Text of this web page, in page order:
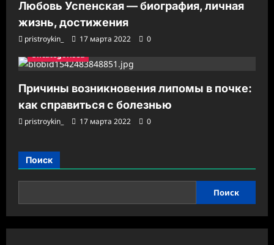
Любовь Успенская — биография, личная
жизнь, достижения
pristroykin_ 17 марта 2022
0
Uncategorised
Причины возникновения липомы в почке:
как справиться с болезнью
pristroykin_ 17 марта 2022 0
Поиск
Поиск